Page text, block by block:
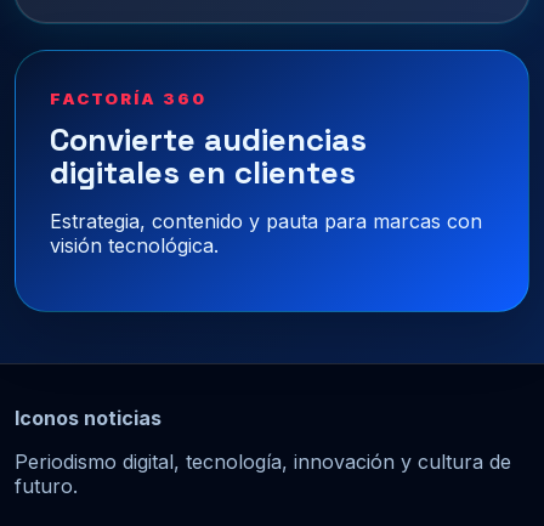
FACTORÍA 360
Convierte audiencias
digitales en clientes
Estrategia, contenido y pauta para marcas con
visión tecnológica.
Iconos noticias
Periodismo digital, tecnología, innovación y cultura de
futuro.